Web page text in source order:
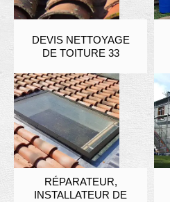
DEVIS NETTOYAGE
DE TOITURE 33
RÉPARATEUR,
INSTALLATEUR DE